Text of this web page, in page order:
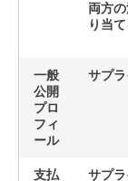
両方
り当
一般
公開
プロ
フィ
ール
サプ
支払
サプ